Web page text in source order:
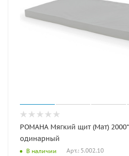
РОМАНА Мягкий щит (Мат)
одинарный
В наличии Арт.: 5.002.10